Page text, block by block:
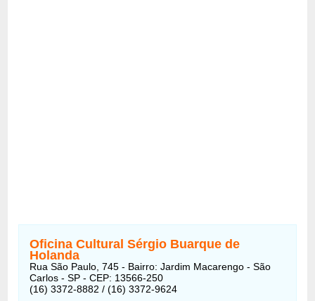
Oficina Cultural Sérgio Buarque de
Holanda
Rua São Paulo, 745 - Bairro: Jardim Macarengo - São
Carlos - SP - CEP: 13566-250
(16) 3372-8882 / (16) 3372-9624